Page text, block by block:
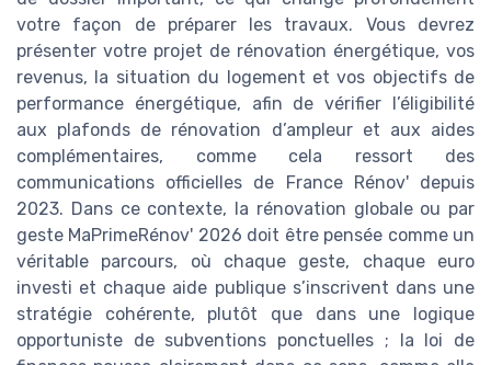
votre façon de préparer les travaux. Vous devrez
présenter votre projet de rénovation énergétique, vos
revenus, la situation du logement et vos objectifs de
performance énergétique, afin de vérifier l’éligibilité
aux plafonds de rénovation d’ampleur et aux aides
complémentaires, comme cela ressort des
communications officielles de France Rénov' depuis
2023. Dans ce contexte, la rénovation globale ou par
geste MaPrimeRénov' 2026 doit être pensée comme un
véritable parcours, où chaque geste, chaque euro
investi et chaque aide publique s’inscrivent dans une
stratégie cohérente, plutôt que dans une logique
opportuniste de subventions ponctuelles ; la loi de